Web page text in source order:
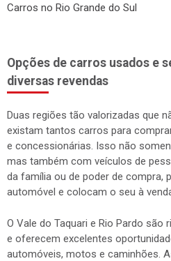
Carros no Rio Grande do Sul
Opções de carros usados e
diversas revendas
Duas regiões tão valorizadas que
existam tantos carros para
e concessionárias. Isso não
mas também com veículos de
da família ou de poder de compra,
automóvel e colocam o seu à
O Vale do Taquari e Rio Pardo
e oferecem excelentes
automóveis, motos e caminhões.